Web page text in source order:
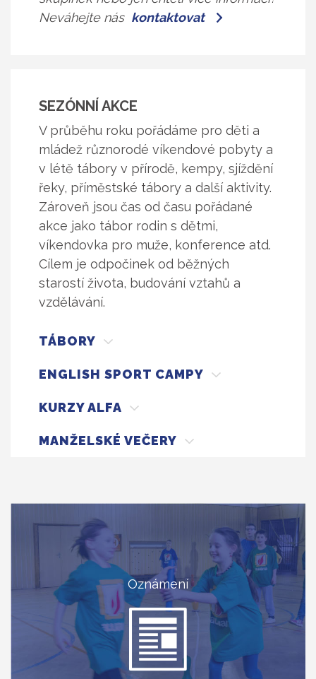
Neváhejte nás kontaktovat
SEZÓNNÍ AKCE
V průběhu roku pořádáme pro děti a
mládež různorodé víkendové pobyty a
v létě tábory v přírodě, kempy, sjíždění
řeky, příměstské tábory a další aktivity.
Zároveň jsou čas od času pořádané
akce jako tábor rodin s dětmi,
víkendovka pro muže, konference atd.
Cílem je odpočinek od běžných
starostí života, budování vztahů a
vzdělávání.
TÁBORY
ENGLISH SPORT CAMPY
KURZY ALFA
MANŽELSKÉ VEČERY
Oznámení